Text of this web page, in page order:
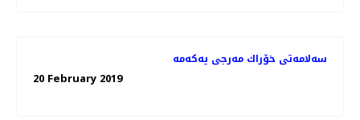
20 February 2019